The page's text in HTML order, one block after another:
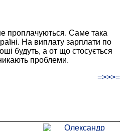
проплачуються. Саме така
На виплату зарплати по
будуть, а от що стосується
проблеми.
=>>>=